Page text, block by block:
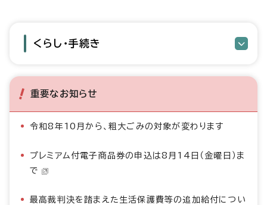
くらし・手続き
重要なお知らせ
令和8年10月から、粗大ごみの対象が変わります
プレミアム付電子商品券の申込は8月14日（金曜日）ま
で
最高裁判決を踏まえた生活保護費等の追加給付につい